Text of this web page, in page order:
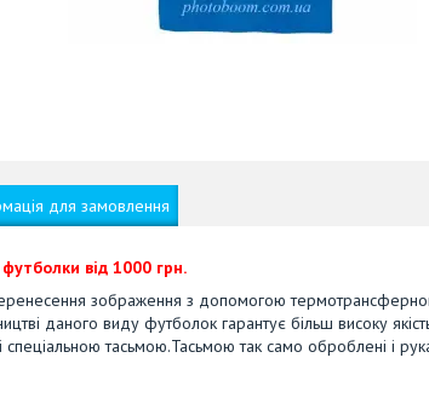
для замовлення
від 1000 грн.
зображення з допомогою
даного виду футболок гарантує більш високу
спеціальною тасьмою.Тасьмою так само оброблені і